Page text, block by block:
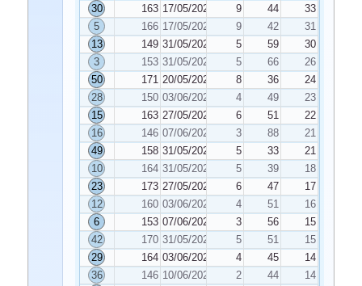
30
163 17/05/2022 9 44
33
5
166 17/05/2022 9 42
31
13
149 31/05/2022 5 59
30
3
153 31/05/2022 5 66
26
50
171 20/05/2022 8 36
24
28
150 03/06/2022 4 49
23
15
163 27/05/2022 6 51
22
16
146 07/06/2022 3 88
21
49
158 31/05/2022 5 33
21
10
164 31/05/2022 5 39
18
23
173 27/05/2022 6 47
17
12
160 03/06/2022 4 51
16
6
153 07/06/2022 3 56
15
42
170 31/05/2022 5 51
15
29
164 03/06/2022 4 45
14
36
146 10/06/2022 2 44
14